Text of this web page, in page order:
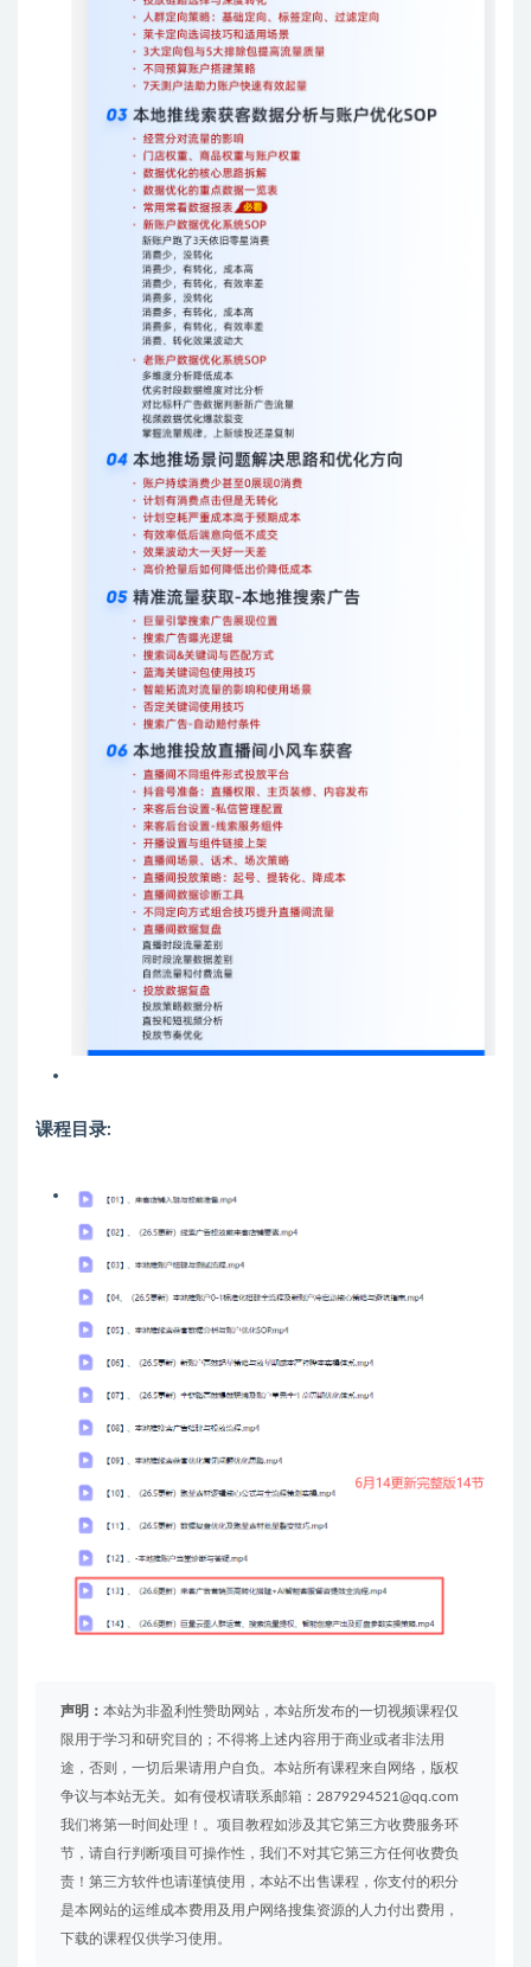
课程目录:
声明： 本站为非盈利性赞助网站，本站所发布的一切视频课程仅
限用于学习和研究目的；不得将上述内容用于商业或者非法用
途，否则，一切后果请用户自负。本站所有课程来自网络，版权
争议与本站无关。如有侵权请联系邮箱：2879294521@qq.com
我们将第一时间处理！。项目教程如涉及其它第三方收费服务环
节，请自行判断项目可操作性，我们不对其它第三方任何收费负
责！第三方软件也请谨慎使用，本站不出售课程，你支付的积分
是本网站的运维成本费用及用户网络搜集资源的人力付出费用，
下载的课程仅供学习使用。